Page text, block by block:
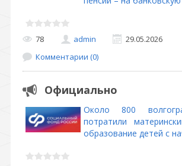
78 admin
29.05.2026
Комментарии (0)
Официально
Около 800
потратили
образование детей с